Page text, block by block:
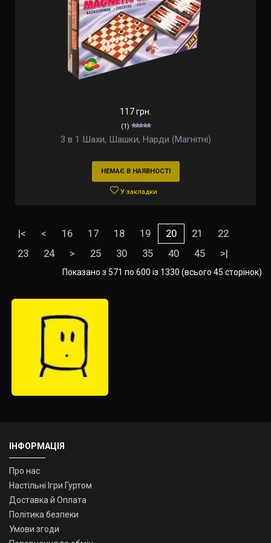
117 грн.
(1)
3 в 1 Шахи, Шашки, Нарди (Магнітні)
НЕМАЄ В НАЯВНОСТІ
У закладки
|< < 16 17 18 19 20 21
22
23
24 > 25 30 35 40 45 >|
Показано з 571 по 600 із 1330 (всього 45 сторінок)
ІНФОРМАЦІЯ
Про нас
Настільні Ігри Гуртом
Доставка й Оплата
Політика безпеки
Умови згоди